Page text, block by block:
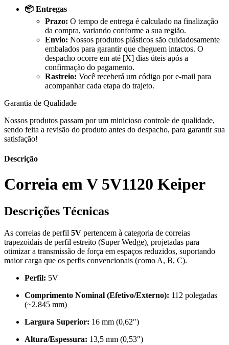
📦 Entregas
Prazo: O tempo de entrega é calculado na finalização
da compra, variando conforme a sua região.
Envio: Nossos produtos plásticos são cuidadosamente
embalados para garantir que cheguem intactos. O
despacho ocorre em até [X] dias úteis após a
confirmação do pagamento.
Rastreio: Você receberá um código por e-mail para
acompanhar cada etapa do trajeto.
Garantia de Qualidade
Nossos produtos passam por um minicioso controle de qualidade,
sendo feita a revisão do produto antes do despacho, para garantir sua
satisfação!
Descrição
Correia em V 5V1120 Keiper
Descrições Técnicas
As correias de perfil 5V pertencem à categoria de correias
trapezoidais de perfil estreito (Super Wedge), projetadas para
otimizar a transmissão de força em espaços reduzidos, suportando
maior carga que os perfis convencionais (como A, B, C).
Perfil: 5V
Comprimento Nominal (Efetivo/Externo): 112 polegadas
(~2.845 mm)
Largura Superior: 16 mm (0,62″)
Altura/Espessura: 13,5 mm (0,53″)